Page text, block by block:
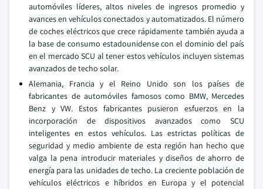
automóviles líderes, altos niveles de ingresos promedio y
avances en vehículos conectados y automatizados. El número
de coches eléctricos que crece rápidamente también ayuda a
la base de consumo estadounidense con el dominio del país
en el mercado SCU al tener estos vehículos incluyen sistemas
avanzados de techo solar.
Alemania, Francia y el Reino Unido son los países de
fabricantes de automóviles famosos como BMW, Mercedes
Benz y VW. Estos fabricantes pusieron esfuerzos en la
incorporación de dispositivos avanzados como SCU
inteligentes en estos vehículos. Las estrictas políticas de
seguridad y medio ambiente de esta región han hecho que
valga la pena introducir materiales y diseños de ahorro de
energía para las unidades de techo. La creciente población de
vehículos eléctricos e híbridos en Europa y el potencial